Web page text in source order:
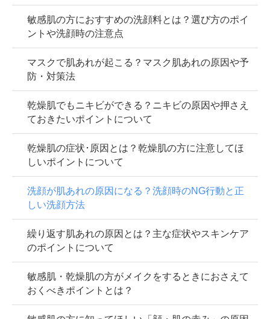
敏感肌の方におすすめの洗顔料とは？選び方のポイ
ントや洗顔時の注意点
マスクで肌あれが起こる？マスク肌あれの原因や予
防・対策法
乾燥肌でもニキビができる？ニキビの原因や押さえ
ておきたいポイントについて
乾燥肌の症状･原因とは？乾燥肌の方に注意してほ
しいポイントについて
洗顔が肌あれの原因になる？洗顔時のNG行動と正
しい洗顔方法
繰り返す肌あれの原因とは？主な症状やスキンケア
のポイントについて
敏感肌・乾燥肌の方がメイクをするときにおさえて
おくべきポイントとは？